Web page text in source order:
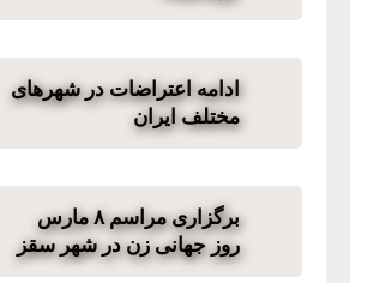
ادامه اعتراضات در شهرهای
مختلف ایران
برگزاری مراسم ٨ مارس
روز جهانی زن در شهر سقز